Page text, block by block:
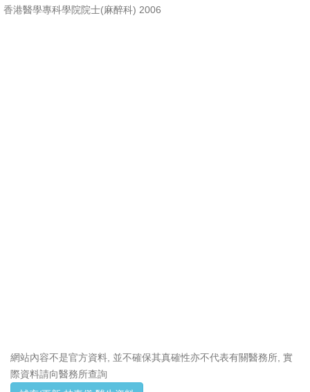
香港醫學專科學院院士(麻醉科) 2006
網站內容不是官方資料, 並不確保其真確性亦不代表有關醫務所, 實
際資料請向醫務所查詢